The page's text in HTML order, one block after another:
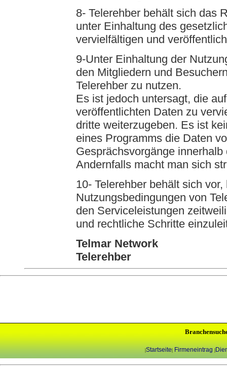
8- Telerehber behält sich das
unter Einhaltung des
vervielfältigen und
9-Unter Einhaltung der
den Mitgliedern und
Telerehber zu nutzen.
Es ist jedoch untersagt, die
veröffentlichten Daten zu
dritte weiterzugeben. Es ist
eines Programms die Daten
Gesprächsvorgänge
Andernfalls macht man sich
10- Telerehber behält sich
Nutzungsbedingungen von
den Serviceleistungen
und rechtliche Schritte
Telmar Network
Telerehber
|Startseite| Firmeneintrag |